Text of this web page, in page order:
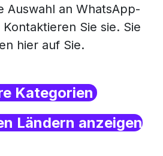
Auswahl an WhatsApp-
Sie sie. Sie
hier auf Sie.
Kategorien
Ländern anzeigen